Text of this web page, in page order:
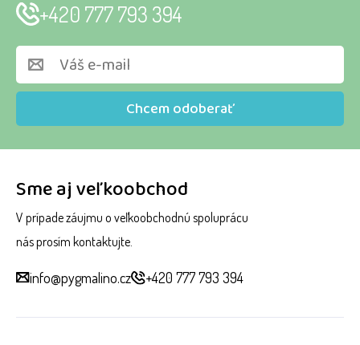
Sme aj veľkoobchod
V prípade záujmu o veľkoobchodnú spoluprácu
nás prosím kontaktujte.
info@pygmalino.cz +420 777 793 394
Chcem odoberať
+420 777 793 394